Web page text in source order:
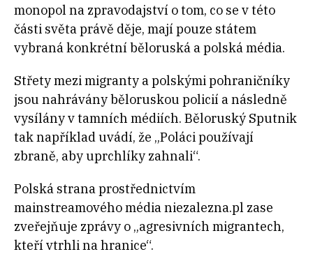
monopol na zpravodajství o tom, co se v této
části světa právě děje, mají pouze státem
vybraná konkrétní běloruská a polská média.
Střety mezi migranty a polskými pohraničníky
jsou nahrávány běloruskou policií a následně
vysílány v tamních médiích. Běloruský Sputnik
tak například uvádí, že „Poláci používají
zbraně, aby uprchlíky zahnali“.
Polská strana prostřednictvím
mainstreamového média niezalezna.pl zase
zveřejňuje zprávy o „agresivních migrantech,
kteří vtrhli na hranice“.